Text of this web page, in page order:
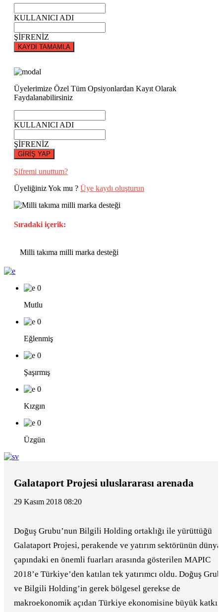
KULLANICI ADI
ŞİFRENİZ
KAYDI TAMAMLA
Üyelerimize Özel Tüm Opsiyonlardan Kayıt Olarak
Faydalanabilirsiniz
KULLANICI ADI
ŞİFRENİZ
GİRİŞ YAP
Şifremi unuttum?
Üyeliğiniz Yok mu ? Üye kaydı oluşturun
Sıradaki içerik:
Milli takıma milli marka desteği
0
Mutlu
0
Eğlenmiş
0
Şaşırmış
0
Kızgın
0
Üzgün
Galataport Projesi uluslararası arenada
29 Kasım 2018 08:20
Doğuş Grubu’nun Bilgili Holding ortaklığı ile yürüttüğü
Galataport Projesi, perakende ve yatırım sektörünün dünya
çapındaki en önemli fuarları arasında gösterilen MAPIC
2018’e Türkiye’den katılan tek yatırımcı oldu. Doğuş
ve Bilgili Holding’in gerek bölgesel gerekse de
makroekonomik açıdan Türkiye ekonomisine büyük katkı